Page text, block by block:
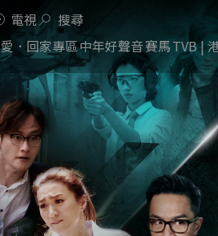
電視 搜尋
愛．回家專區中年好聲音賽馬TVB |